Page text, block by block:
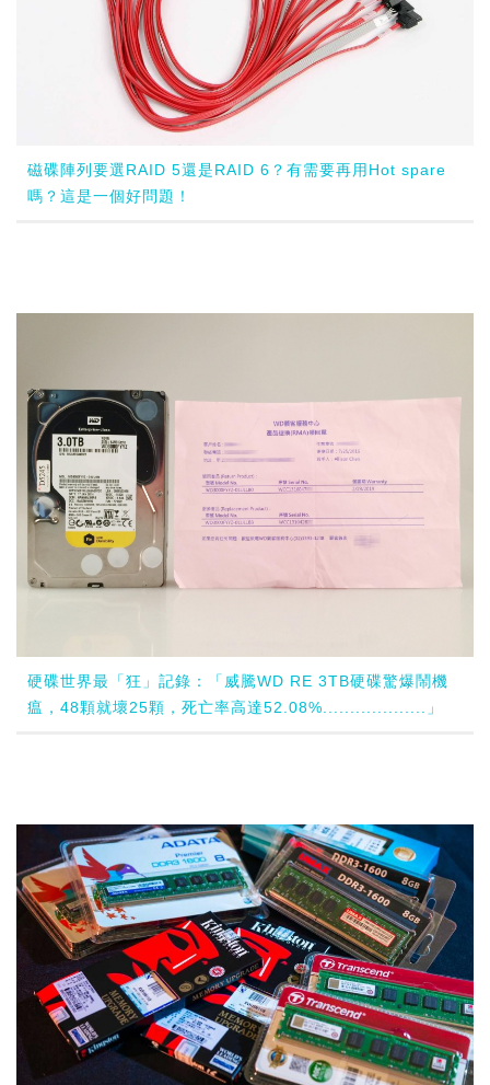
磁碟陣列要選RAID 5還是RAID 6？有需要再用Hot spare
嗎？這是一個好問題！
硬碟世界最「狂」記錄：「威騰WD RE 3TB硬碟驚爆鬧機
瘟，48顆就壞25顆，死亡率高達52.08%...................」